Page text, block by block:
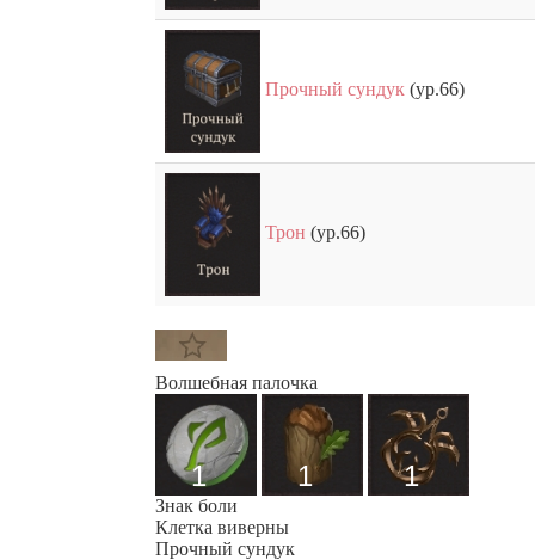
Прочный сундук (ур.66)
Трон (ур.66)
Волшебная палочка
1 1 1
Знак боли
Клетка виверны
Прочный сундук